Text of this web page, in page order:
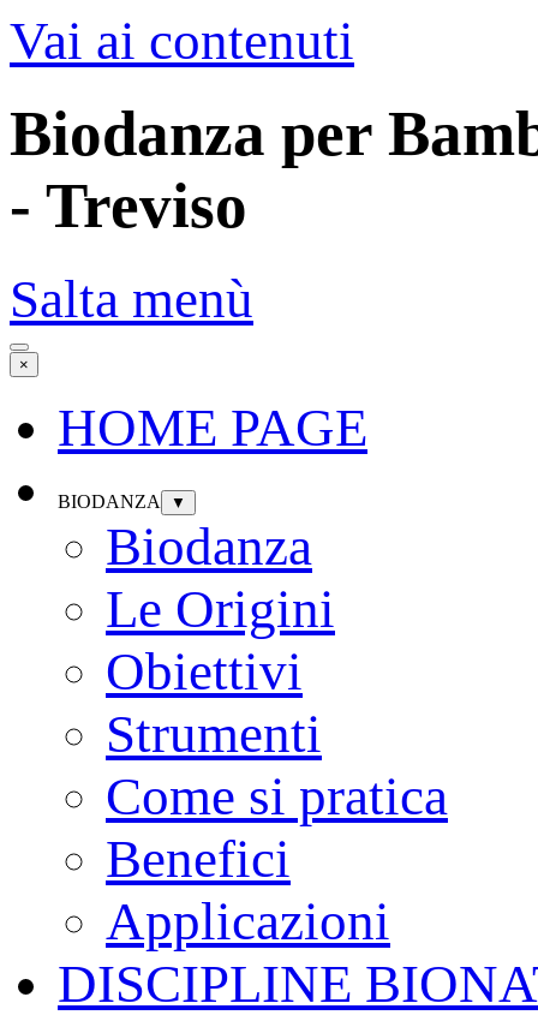
Vai ai contenuti
Biodanza per
- Treviso
Salta menù
×
HOME PAGE
BIODANZA ▼
Biodanza
Le Origini
Obiettivi
Strumenti
Come si pratica
Benefici
Applicazioni
DISCIPLINE